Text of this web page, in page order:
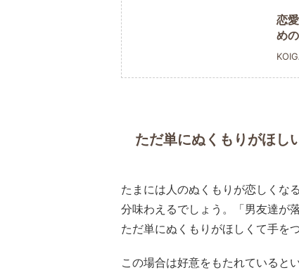
恋
め
ただ単にぬくもりがほし
たまには人のぬくもりが恋しくな
分味わえるでしょう。「男友達が
ただ単にぬくもりがほしくて手を
この場合は好意をもたれていると